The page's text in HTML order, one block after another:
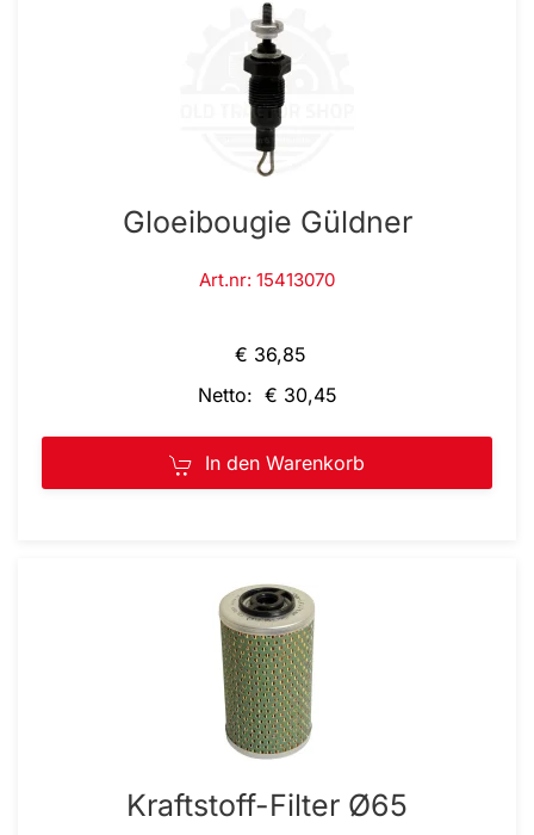
Gloeibougie Güldner
Art.nr: 15413070
€ 36,85
Netto: € 30,45
In den Warenkorb
Kraftstoff-Filter Ø65